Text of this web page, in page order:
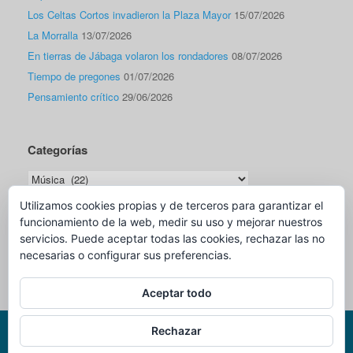
Los Celtas Cortos invadieron la Plaza Mayor 15/07/2026
La Morralla 13/07/2026
En tierras de Jábaga volaron los rondadores 08/07/2026
Tiempo de pregones 01/07/2026
Pensamiento crítico 29/06/2026
Categorías
Categorías
Traductor
Utilizamos cookies propias y de terceros para garantizar el
funcionamiento de la web, medir su uso y mejorar nuestros
servicios. Puede aceptar todas las cookies, rechazar las no
necesarias o configurar sus preferencias.
Aceptar todo
Rechazar